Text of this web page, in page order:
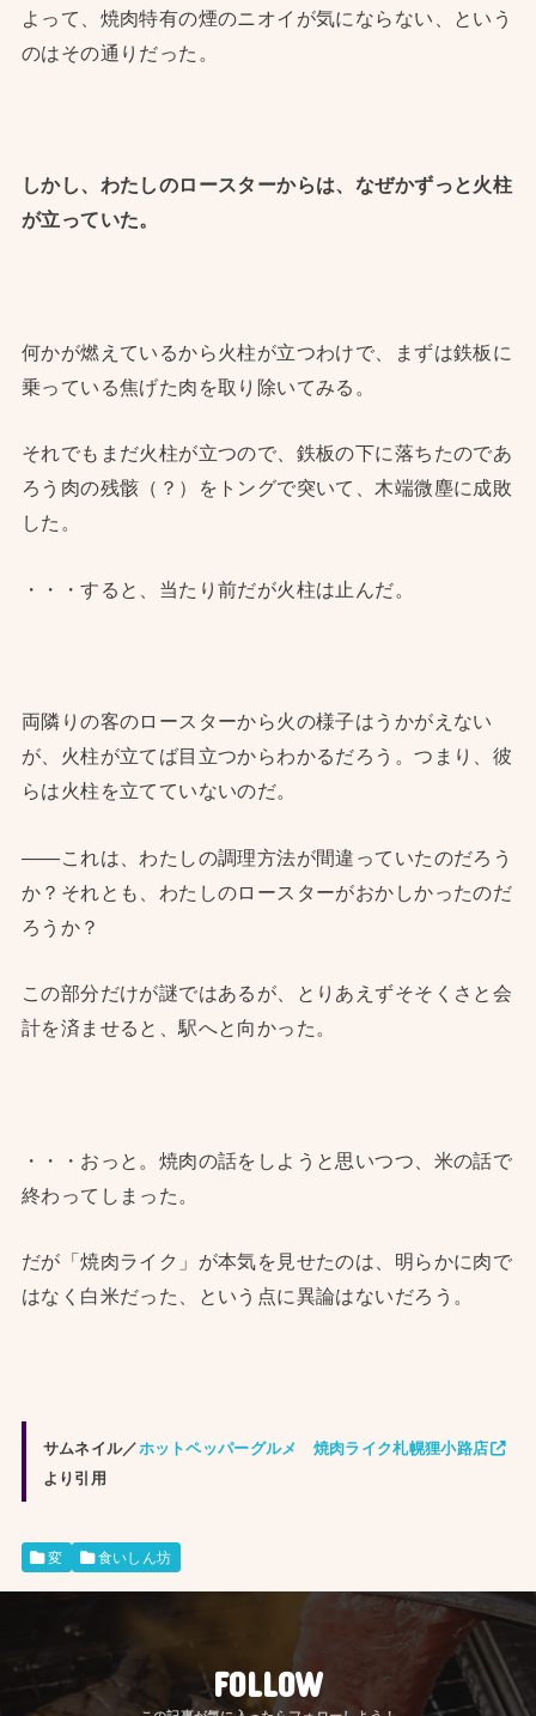
よって、焼肉特有の煙のニオイが気にならない、という
のはその通りだった。
しかし、わたしのロースターからは、なぜかずっと火柱
が立っていた。
何かが燃えているから火柱が立つわけで、まずは鉄板に
乗っている焦げた肉を取り除いてみる。
それでもまだ火柱が立つので、鉄板の下に落ちたのであ
ろう肉の残骸（？）をトングで突いて、木端微塵に成敗
した。
・・・すると、当たり前だが火柱は止んだ。
両隣りの客のロースターから火の様子はうかがえない
が、火柱が立てば目立つからわかるだろう。つまり、彼
らは火柱を立てていないのだ。
――これは、わたしの調理方法が間違っていたのだろう
か？それとも、わたしのロースターがおかしかったのだ
ろうか？
この部分だけが謎ではあるが、とりあえずそそくさと会
計を済ませると、駅へと向かった。
・・・おっと。焼肉の話をしようと思いつつ、米の話で
終わってしまった。
だが「焼肉ライク」が本気を見せたのは、明らかに肉で
はなく白米だった、という点に異論はないだろう。
サムネイル／ホットペッパーグルメ 焼肉ライク札幌狸小路店
より引用
変 食いしん坊
FOLLOW